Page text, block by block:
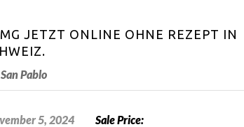
JETZT ONLINE OHNE REZEPT IN
San Pablo
5, 2024 Sale Price: